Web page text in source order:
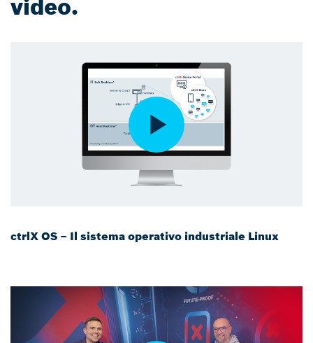
video.
ctrlX OS – Il sistema operativo industriale Linux